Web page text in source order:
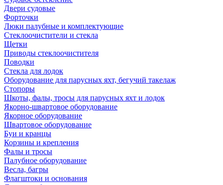
Двери судовые
Форточки
Люки палубные и комплектующие
Стеклоочистители и стекла
Щетки
Приводы стеклоочистителя
Поводки
Стекла для лодок
Оборудование для парусных яхт, бегучий такелаж
Стопоры
Шкоты, фалы, тросы для парусных яхт и лодок
Якорно-швартовое оборудование
Якорное оборудование
Швартовое оборудование
Буи и кранцы
Корзины и крепления
Фалы и тросы
Палубное оборудование
Весла, багры
Флагштоки и основания